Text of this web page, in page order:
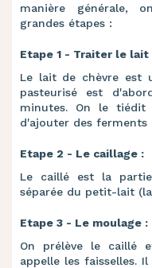
manière générale,
grandes étapes :
Etape 1 - Traiter le lait
Le lait de chèvre est
pasteurisé est
minutes. On le tiédit
d'ajouter des ferments
Etape 2 - Le caillage :
Le caillé est la
séparée du petit-lait
Etape 3 - Le moulage :
On prélève le caillé
appelle les faisselles.